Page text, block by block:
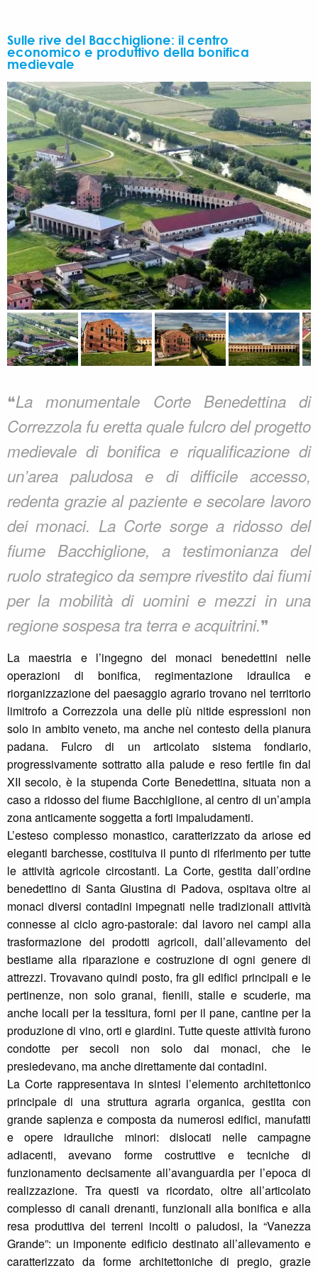
Sulle rive del Bacchiglione: il centro
economico e produttivo della bonifica
medievale
❝La monumentale Corte Benedettina di
Correzzola fu eretta quale fulcro del progetto
medievale di bonifica e riqualificazione di
un’area paludosa e di difficile accesso,
redenta grazie al paziente e secolare lavoro
dei monaci. La Corte sorge a ridosso del
fiume Bacchiglione, a testimonianza del
ruolo strategico da sempre rivestito dai fiumi
per la mobilità di uomini e mezzi in una
regione sospesa tra terra e acquitrini.❞
La maestria e l’ingegno dei monaci benedettini nelle
operazioni di bonifica, regimentazione idraulica e
riorganizzazione del paesaggio agrario trovano nel territorio
limitrofo a Correzzola una delle più nitide espressioni non
solo in ambito veneto, ma anche nel contesto della pianura
padana. Fulcro di un articolato sistema fondiario,
progressivamente sottratto alla palude e reso fertile fin dal
XII secolo, è la stupenda Corte Benedettina, situata non a
caso a ridosso del fiume Bacchiglione, al centro di un’ampia
zona anticamente soggetta a forti impaludamenti.
L’esteso complesso monastico, caratterizzato da ariose ed
eleganti barchesse, costituiva il punto di riferimento per tutte
le attività agricole circostanti. La Corte, gestita dall’ordine
benedettino di Santa Giustina di Padova, ospitava oltre ai
monaci diversi contadini impegnati nelle tradizionali attività
connesse al ciclo agro-pastorale: dal lavoro nei campi alla
trasformazione dei prodotti agricoli, dall’allevamento del
bestiame alla riparazione e costruzione di ogni genere di
attrezzi. Trovavano quindi posto, fra gli edifici principali e le
pertinenze, non solo granai, fienili, stalle e scuderie, ma
anche locali per la tessitura, forni per il pane, cantine per la
produzione di vino, orti e giardini. Tutte queste attività furono
condotte per secoli non solo dai monaci, che le
presiedevano, ma anche direttamente dai contadini.
La Corte rappresentava in sintesi l’elemento architettonico
principale di una struttura agraria organica, gestita con
grande sapienza e composta da numerosi edifici, manufatti
e opere idrauliche minori: dislocati nelle campagne
adiacenti, avevano forme costruttive e tecniche di
funzionamento decisamente all’avanguardia per l’epoca di
realizzazione. Tra questi va ricordato, oltre all’articolato
complesso di canali drenanti, funzionali alla bonifica e alla
resa produttiva dei terreni incolti o paludosi, la “Vanezza
Grande”: un imponente edificio destinato all’allevamento e
caratterizzato da forme architettoniche di pregio, grazie